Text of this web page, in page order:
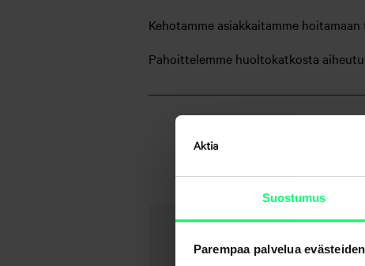
Suostumus
Parempaa palvelua
Kehotamme asiakkaitamme
Pahoittelemme huoltokatkosta